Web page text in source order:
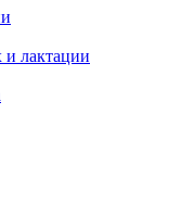
и лактации